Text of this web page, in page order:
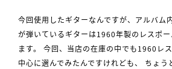
今回使用したギターなんですが、アルバム
が弾いているギターは1960年製のレスポ
ます。 今回、当店の在庫の中でも1960レ
中心に選んでみたんですけれども、 ちょ